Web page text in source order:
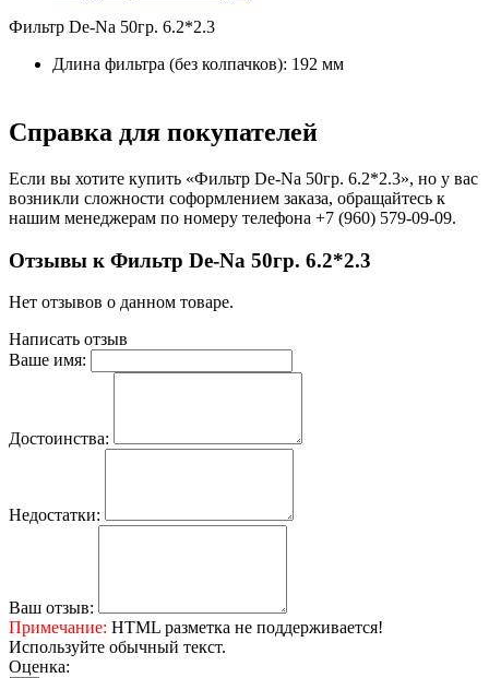
Фильтр De-Na 50гр. 6.2*2.3
Длина фильтра (без колпачков): 192 мм
Справка для покупателей
Если вы хотите купить «Фильтр De-Na 50гр. 6.2*2.3», но у вас
возникли сложности соформлением заказа, обращайтесь к
нашим менеджерам по номеру телефона +7 (960) 579-09-09.
Отзывы к Фильтр De-Na 50гр. 6.2*2.3
Нет отзывов о данном товаре.
Написать отзыв
Ваше имя:
Достоинства:
Недостатки:
Ваш отзыв:
Примечание: HTML разметка не поддерживается!
Используйте обычный текст.
Оценка: